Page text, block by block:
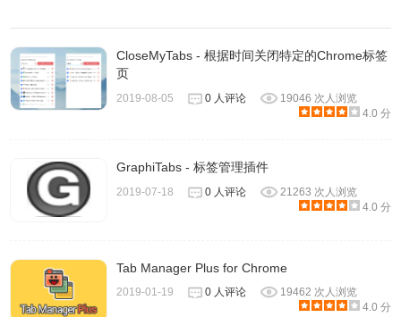
7、这款插件还可以适配Chrome浏览器的黑暗模式。
CloseMyTabs - 根据时间关闭特定的Chrome标签
页
2019-08-05 0 人评论
19046 次人浏览
4.0 分
GraphiTabs - 标签管理插件
2019-07-18 0 人评论
21263 次人浏览
4.0 分
Tab Manager Plus for Chrome
2019-01-19 0 人评论
19462 次人浏览
4.0 分